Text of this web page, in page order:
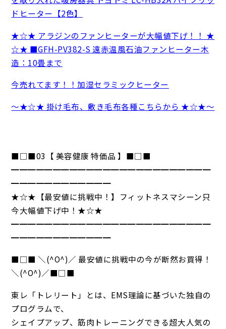
ドヒーター【2色】
★☆★ アラジンのファンヒーターが大幅値下げ！！ ★
☆★ ■GFH-PV382-S 遠赤温風石油ファンヒーター木
造：10畳まで
今売れてます！！加湿セラミックヒーター
～★☆★ 掛け毛布、敷き毛布各種こちらから ★☆★～
■□■03【 美容健康 特価品 】■□■
━━━━━━━━━━━━━━━━━━━━━━━━
━━━━━━━━━━━━
★☆★【最安値に挑戦中！】フィットネスマシーン只
今大幅値下げ中！★☆★
━━━━━━━━━━━━━━━━━━━━━━━━
━━━━━━━━━━━━
■□■ ＼(^O^)／ 最安値に挑戦中の今が断然お買得！
＼(^O^)／■□■
東レ「トレリート」とは、EMS理論に基づいた独自の
プログラムで、
シェイプアップ、筋肉トレーニングできる超大人気の